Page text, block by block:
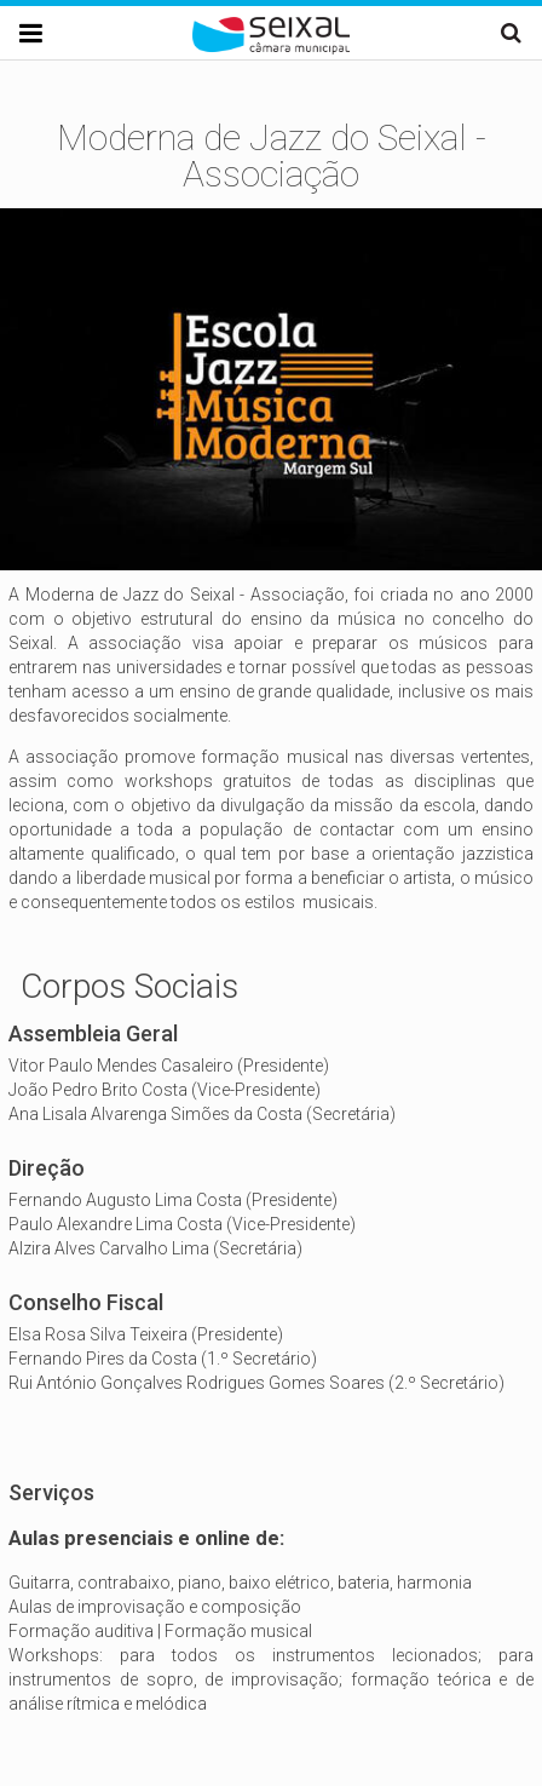
Passar para o conteúdo principal

Moderna de Jazz do Seixal -
Associação
A Moderna de Jazz do Seixal - Associação, foi criada no ano 2000
com o objetivo estrutural do ensino da música no concelho do
Seixal. A associação visa apoiar e preparar os músicos para
entrarem nas universidades e tornar possível que todas as pessoas
tenham acesso a um ensino de grande qualidade, inclusive os mais
desfavorecidos socialmente.
A associação promove formação musical nas diversas vertentes,
assim como workshops gratuitos de todas as disciplinas que
leciona, com o objetivo da divulgação da missão da escola, dando
oportunidade a toda a população de contactar com um ensino
altamente qualificado, o qual tem por base a orientação jazzistica
dando a liberdade musical por forma a beneficiar o artista, o músico
e consequentemente todos os estilos musicais.
Corpos Sociais
Assembleia Geral
Vitor Paulo Mendes Casaleiro (Presidente)
João Pedro Brito Costa (Vice-Presidente)
Ana Lisala Alvarenga Simões da Costa (Secretária)
Direção
Fernando Augusto Lima Costa (Presidente)
Paulo Alexandre Lima Costa (Vice-Presidente)
Alzira Alves Carvalho Lima (Secretária)
Conselho Fiscal
Elsa Rosa Silva Teixeira (Presidente)
Fernando Pires da Costa (1.º Secretário)
Rui António Gonçalves Rodrigues Gomes Soares (2.º Secretário)
Serviços
Aulas presenciais e online de:
Guitarra, contrabaixo, piano, baixo elétrico, bateria, harmonia
Aulas de improvisação e composição
Formação auditiva | Formação musical
Workshops: para todos os instrumentos lecionados; para
instrumentos de sopro, de improvisação; formação teórica e de
análise rítmica e melódica